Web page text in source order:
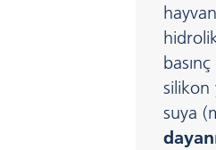
basınç
silikon
suya